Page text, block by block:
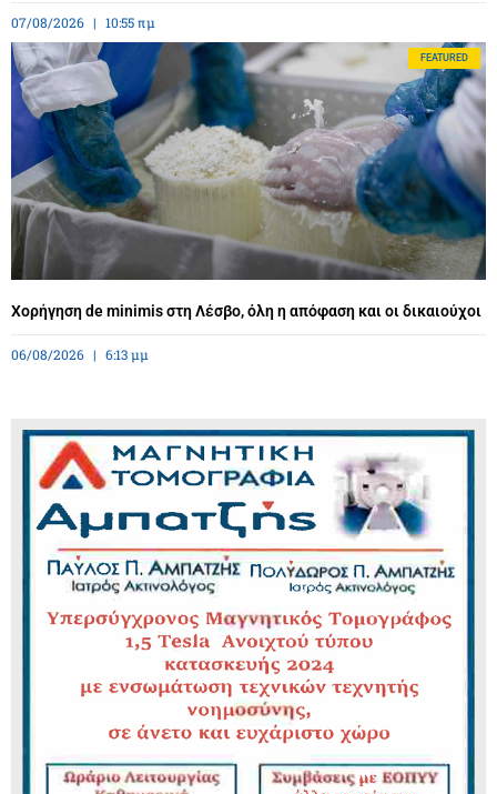
07/08/2026 10:55 πμ
FEATURED
Χορήγηση de minimis στη Λέσβο, όλη η απόφαση και οι δικαιούχοι
06/08/2026 6:13 μμ